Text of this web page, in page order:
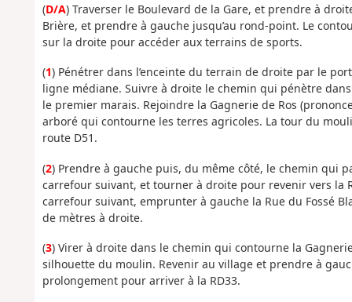
(D/A) Traverser le Boulevard de la Gare, et prendre à
Brière, et prendre à gauche jusqu’au rond-point. Le
sur la droite pour accéder aux terrains de sports.
(1) Pénétrer dans l’enceinte du terrain de droite par le
ligne médiane. Suivre à droite le chemin qui pénètre
le premier marais. Rejoindre la Gagnerie de Ros
arboré qui contourne les terres agricoles. La tour du
route D51.
(2) Prendre à gauche puis, du même côté, le chemin qui
carrefour suivant, et tourner à droite pour revenir vers la
carrefour suivant, emprunter à gauche la Rue du Fossé
de mètres à droite.
(3) Virer à droite dans le chemin qui contourne la
silhouette du moulin. Revenir au village et prendre à
prolongement pour arriver à la RD33.